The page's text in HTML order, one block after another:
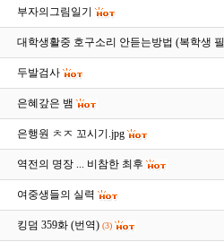
부자의그림일기
대학생활중 호구소리 안듣는방법 (복학생
두발검사
은혜갚은 뱀
은행원 ㅊㅈ 꼬시기.jpg
역전의 명장 ... 비참한 최후
여중생들의 실력
킹덤 359화 (번역) (3)